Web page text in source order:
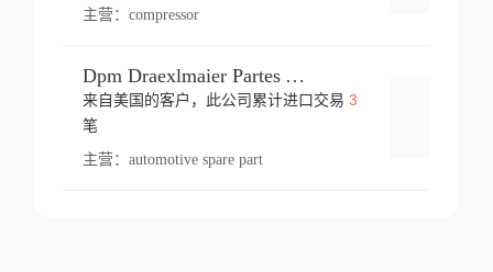
主营： compressor
Dpm Draexlmaier Partes Automotrices Corr Ind Huejotzingo
来自美国的客户，此公司累计进口交易 3
笔
主营： automotive spare part